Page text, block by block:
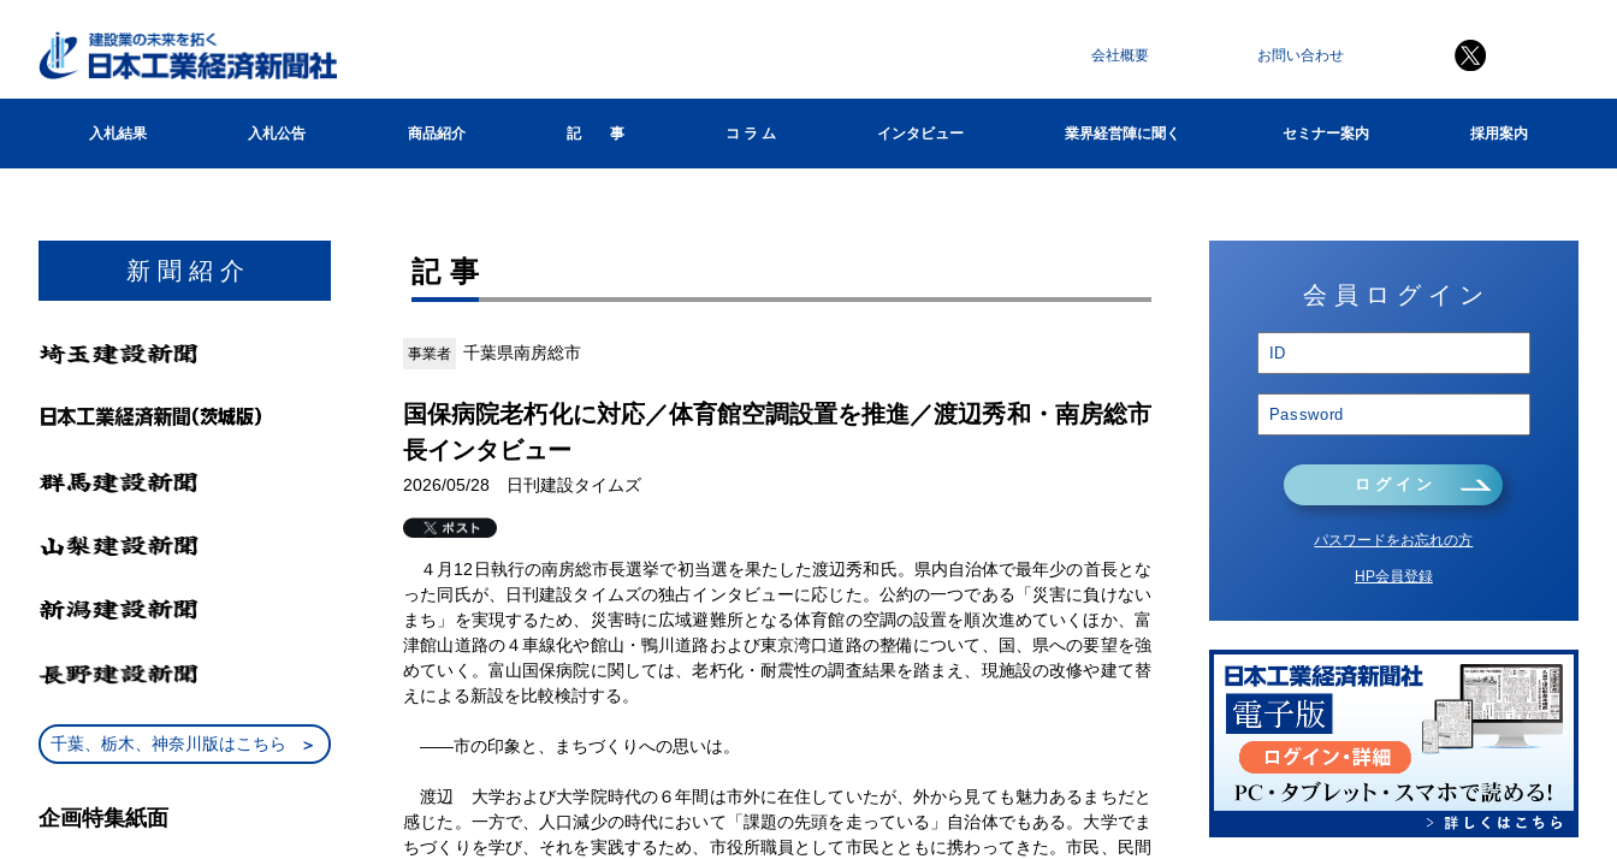
会社概要 お問い合わせ
入札結果 入札公告 商品紹介 記 事 コ ラ ム インタビュー 業界経営陣に聞く セミナー案内 採用案内
新 聞 紹 介
千葉、栃木、神奈川版はこちら
企画特集紙面
記事
事業者 千葉県南房総市
国保病院老朽化に対応／体育館空調設置を推進／渡辺秀和・南房総市
長インタビュー
2026/05/28 日刊建設タイムズ
４月12日執行の南房総市長選挙で初当選を果たした渡辺秀和氏。県内自治体で最年少の首長とな
った同氏が、日刊建設タイムズの独占インタビューに応じた。公約の一つである「災害に負けない
まち」を実現するため、災害時に広域避難所となる体育館の空調の設置を順次進めていくほか、富
津館山道路の４車線化や館山・鴨川道路および東京湾口道路の整備について、国、県への要望を強
めていく。富山国保病院に関しては、老朽化・耐震性の調査結果を踏まえ、現施設の改修や建て替
えによる新設を比較検討する。
――市の印象と、まちづくりへの思いは。
渡辺 大学および大学院時代の６年間は市外に在住していたが、外から見ても魅力あるまちだと
感じた。一方で、人口減少の時代において「課題の先頭を走っている」自治体でもある。大学でま
ちづくりを学び、それを実践するため、市役所職員として市民とともに携わってきた。市民、民間
会 員 ロ グ イ ン
ロ グ イ ン
パスワードをお忘れの方
HP会員登録